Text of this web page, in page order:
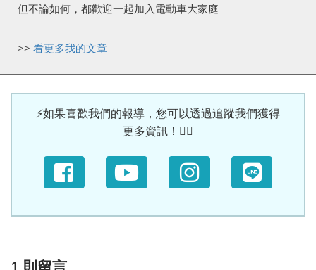
但不論如何，都歡迎一起加入電動車大家庭
>> 看更多我的文章
⚡如果喜歡我們的報導，您可以透過追蹤我們獲得
更多資訊！🙆‍♀
1 則留言